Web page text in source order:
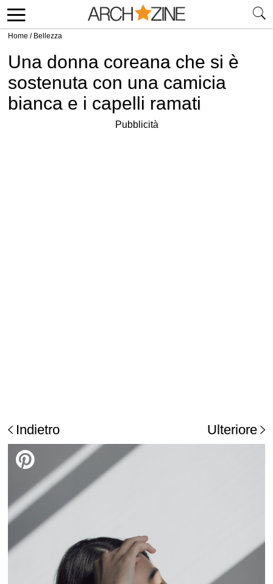
Home / Bellezza
Una donna coreana che si è
sostenuta con una camicia
bianca e i capelli ramati
Pubblicità
Indietro Ulteriore